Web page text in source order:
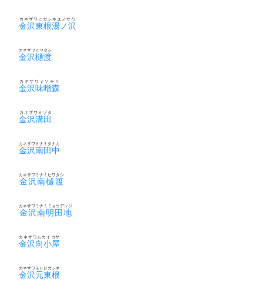
金沢東根湯ノ沢
カネザワヒガシネユノサワ
金沢樋渡
カネザワヒワタシ
金沢味噌森
カネザワミソモリ
金沢溝田
カネザワミゾタ
金沢南田中
カネザワミナミタナカ
金沢南樋渡
カネザワミナミヒワタシ
金沢南明田地
カネザワミナミミョウデンジ
金沢向小屋
カネザワムカイゴヤ
金沢元東根
カネザワモトヒガシネ